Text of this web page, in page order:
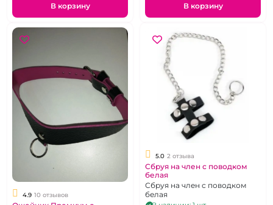
В корзину В корзину
4.9 10 отзывов
5.0 2 отзыва
Сбруя на член с поводком
белая
Сбруя на член с поводком
белая